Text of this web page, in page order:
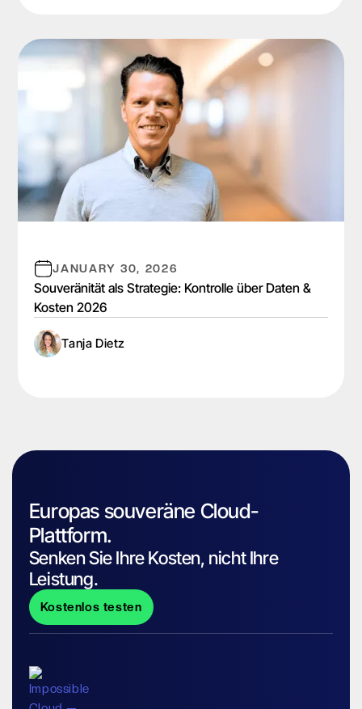
JANUARY 30, 2026
Souveränität als Strategie: Kontrolle über Daten &
Kosten 2026
Tanja Dietz
Europas souveräne Cloud-
Plattform.
Senken Sie Ihre Kosten, nicht Ihre
Leistung.
Kostenlos testen